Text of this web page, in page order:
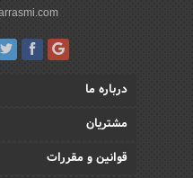
درباره ما
مشتریان
قوانین و مقررات